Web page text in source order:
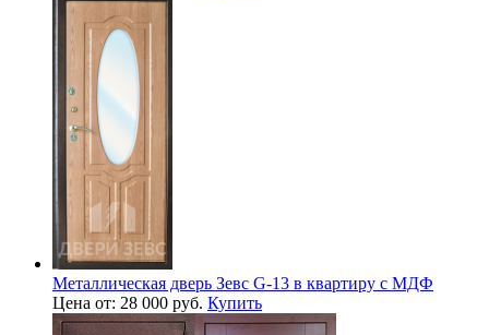
Металлическая дверь Зевс G-13 в квартиру с МДФ
Цена от: 28 000 руб. Купить